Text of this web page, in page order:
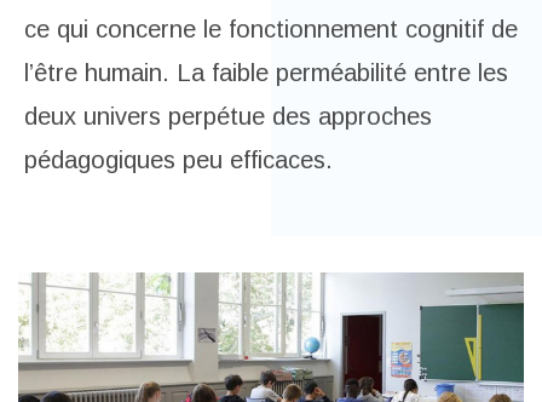
ce qui concerne le fonctionnement cognitif de
l’être humain. La faible perméabilité entre les
deux univers perpétue des approches
pédagogiques peu efficaces.